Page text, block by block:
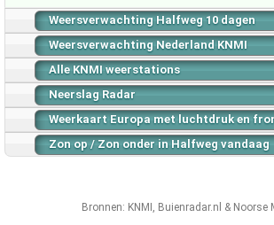
Weersverwachting Halfweg 10 dagen
Weersverwachting Nederland KNMI
Alle KNMI weerstations
Neerslag Radar
Weerkaart Europa met luchtdruk en
Zon op / Zon onder in Halfweg vandaag
Bronnen: KNMI , Buienradar.nl & Noorse